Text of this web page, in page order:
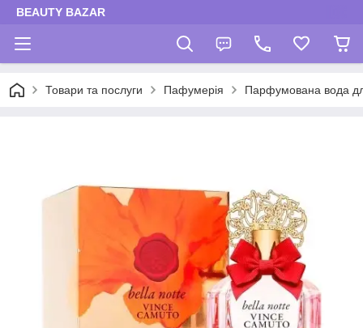
BEAUTY BAZAR
Товари та послуги Пафумерія Парфумована вода